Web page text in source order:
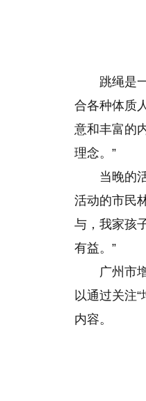
跳绳是
合各种体质
意和丰富的
理念。”
当晚的
活动的市民
与，我家孩
有益。”
广州市
以通过关注
内容。